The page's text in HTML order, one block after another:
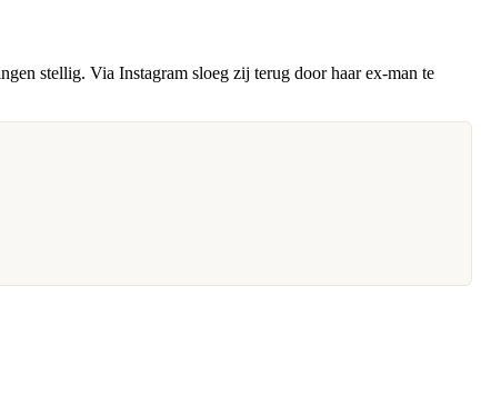
stellig. Via Instagram sloeg zij terug door haar ex-man te